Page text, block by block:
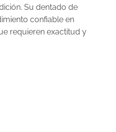
Su dentado de
confiable en
requieren exactitud y